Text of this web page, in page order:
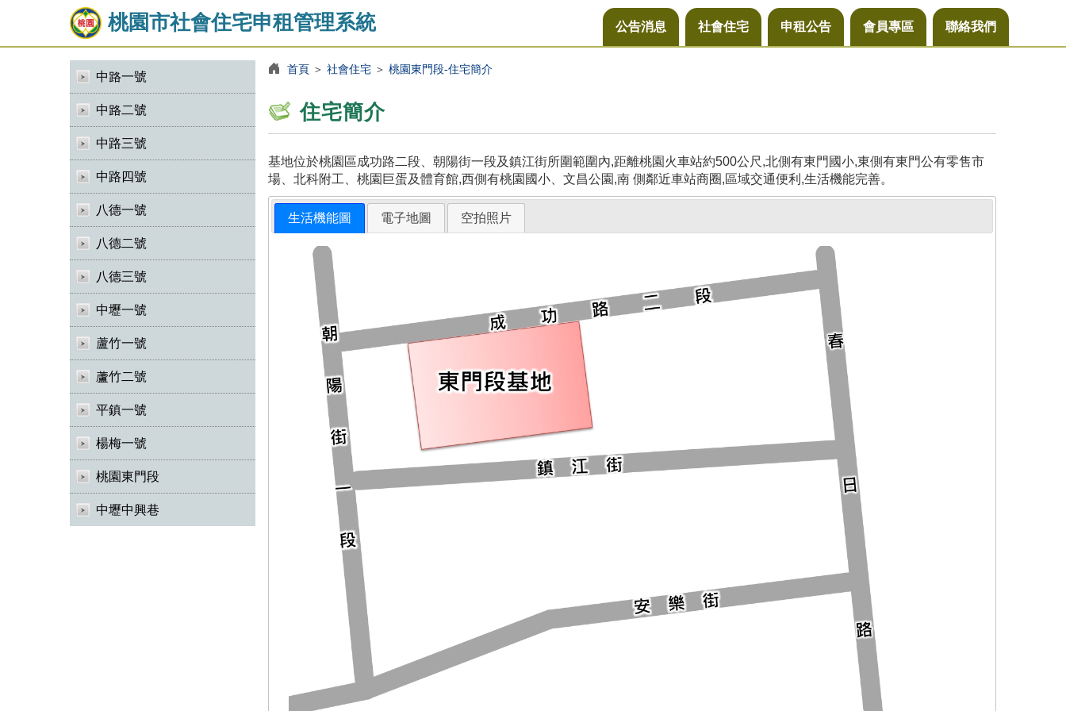
桃園市社會住宅申租管理系統 公告消息 社會住宅 申租公告 會員專區 聯絡我們
中路一號
中路二號
中路三號
中路四號
八德一號
八德二號
八德三號
中壢一號
蘆竹一號
蘆竹二號
平鎮一號
楊梅一號
桃園東門段
中壢中興巷
首頁＞ 社會住宅＞ 桃園東門段-住宅簡介
住宅簡介
基地位於桃園區成功路二段、朝陽街一段及鎮江街所圍範圍內,距離桃園火車站約500公尺,北側有東門國小,東側有東門公有零售市
場、北科附工、桃園巨蛋及體育館,西側有桃園國小、文昌公園,南 側鄰近車站商圈,區域交通便利,生活機能完善。
生活機能圖 電子地圖 空拍照片